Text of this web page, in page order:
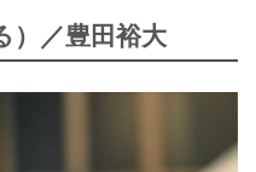
）／豊田裕大